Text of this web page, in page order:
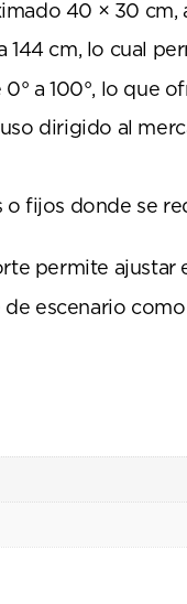
40 × 30
144 cm, lo cual
a 100°, lo que
dirigido al
o fijos donde se
permite ajustar
escenario